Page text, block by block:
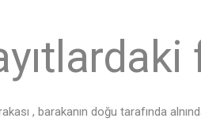
, barakanın doğu tarafında